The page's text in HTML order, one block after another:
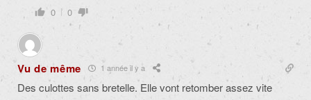
0 0
Vu de même 1 année il y a
Des culottes sans bretelle. Elle vont retomber assez vite